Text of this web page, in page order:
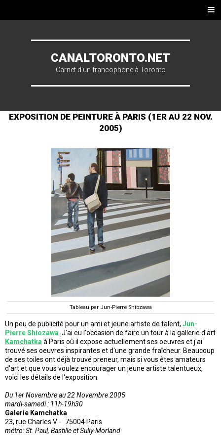
Men
CANALTORONTO.NET
Carnet d'un francophone à Toronto
EXPOSITION DE PEINTURE À PARIS (1ER AU 22 NOV.
2005)
Tableau par Jun-Pierre Shiozawa
Un peu de publicité pour un ami et jeune artiste de talent, Jun-
Pierre Shiozawa . J'ai eu l'occasion de faire un tour à la gallerie d'art
Kamchatka à Paris où il expose actuellement ses oeuvres et j'ai
trouvé ses oeuvres inspirantes et d'une grande fraîcheur. Beaucoup
de ses toiles ont déjà trouvé preneur, mais si vous êtes amateurs
d'art et que vous voulez encourager un jeune artiste talentueux,
voici les détails de l'exposition:
Du 1er Novembre au 22 Novembre 2005
mardi-samedi : 11h-19h30
Galerie Kamchatka
23, rue Charles V -- 75004 Paris
métro: St. Paul, Bastille et Sully-Morland